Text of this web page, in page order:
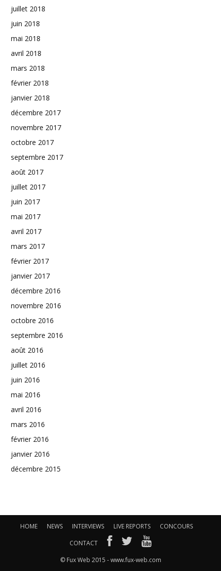
juillet 2018
juin 2018
mai 2018
avril 2018
mars 2018
février 2018
janvier 2018
décembre 2017
novembre 2017
octobre 2017
septembre 2017
août 2017
juillet 2017
juin 2017
mai 2017
avril 2017
mars 2017
février 2017
janvier 2017
décembre 2016
novembre 2016
octobre 2016
septembre 2016
août 2016
juillet 2016
juin 2016
mai 2016
avril 2016
mars 2016
février 2016
janvier 2016
décembre 2015
HOME NEWS INTERVIEWS LIVE REPORTS
CONCOURS
CONTACT
© Fux Web 2015 - www.fux-web.com